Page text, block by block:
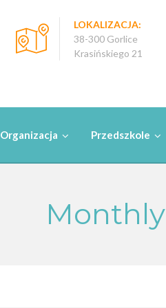
LOKALIZACJA:
38-300 Gorlice
Krasińskiego 21
Organizacja Przedszkole